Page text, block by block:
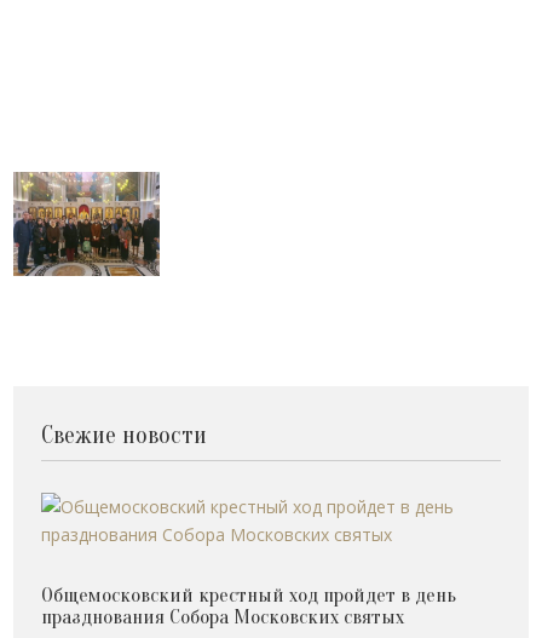
Свежие новости
Общемосковский крестный ход пройдет в день
празднования Собора Московских святых